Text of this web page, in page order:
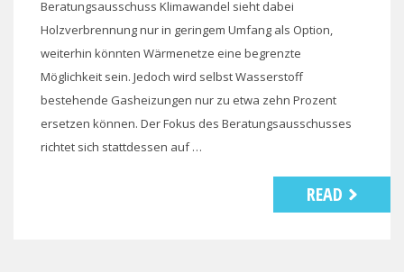
Beratungsausschuss Klimawandel sieht dabei
Holzverbrennung nur in geringem Umfang als Option,
weiterhin könnten Wärmenetze eine begrenzte
Möglichkeit sein. Jedoch wird selbst Wasserstoff
bestehende Gasheizungen nur zu etwa zehn Prozent
ersetzen können. Der Fokus des Beratungsausschusses
richtet sich stattdessen auf …
READ